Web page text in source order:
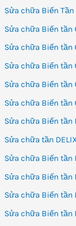
Sửa chữa Biến Tần
Sửa chữa Biến tần
Sửa chữa Biến tần
Sửa chữa Biến tần
Sửa chữa Biến tần
Sửa chữa Biến tần
Sửa chữa Biến tần
Sửa chữa tần
Sửa chữa Biến tần
Sửa chữa Biến tần
Sửa chữa Biến tần
Sửa chữa Biến tần